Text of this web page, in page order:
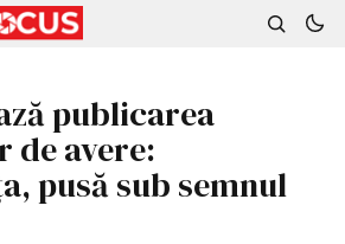
publicarea
de avere:
pusă sub semnul